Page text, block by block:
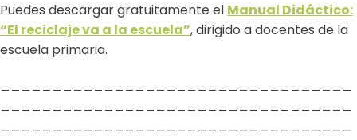
Puedes descargar gratuitamente el Manual Didáctico:
“El reciclaje va a la escuela”, dirigido a docentes de la
escuela primaria.